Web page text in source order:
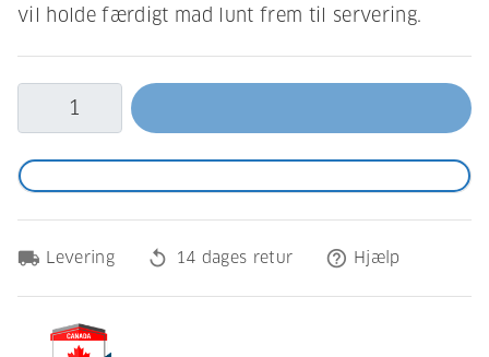
vil holde færdigt mad lunt frem til servering.
local_shipping Levering replay 14 dages retur help_outline Hjælp